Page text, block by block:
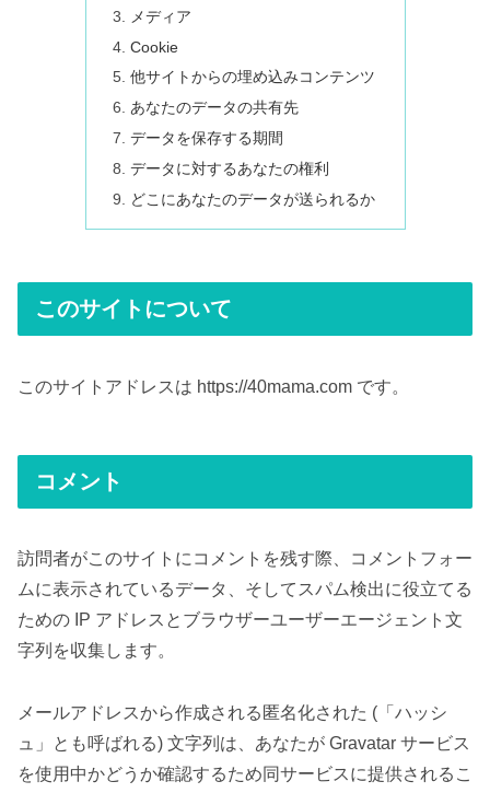
メディア
Cookie
他サイトからの埋め込みコンテンツ
あなたのデータの共有先
データを保存する期間
データに対するあなたの権利
どこにあなたのデータが送られるか
このサイトについて
このサイトアドレスは https://40mama.com です。
コメント
訪問者がこのサイトにコメントを残す際、コメントフォー
ムに表示されているデータ、そしてスパム検出に役立てる
ための IP アドレスとブラウザーユーザーエージェント文
字列を収集します。
メールアドレスから作成される匿名化された (「ハッシ
ュ」とも呼ばれる) 文字列は、あなたが Gravatar サービス
を使用中かどうか確認するため同サービスに提供されるこ